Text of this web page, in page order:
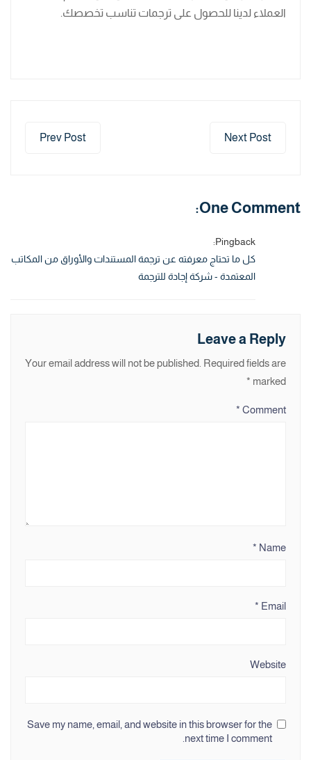
العملاء لدينا للحصول على ترجمات تناسب تخصصك.
Prev Post Next Post
One Comment:
Pingback:
كل ما تحتاج معرفته عن ترجمة المستندات والأوراق من المكاتب
المعتمدة - شركة إجادة للترجمة
Leave a Reply
Your email address will not be published. Required fields are
marked
*
Comment
*
Name
*
Email
*
Website
Save my name, email, and website in this browser for the
next time I comment.